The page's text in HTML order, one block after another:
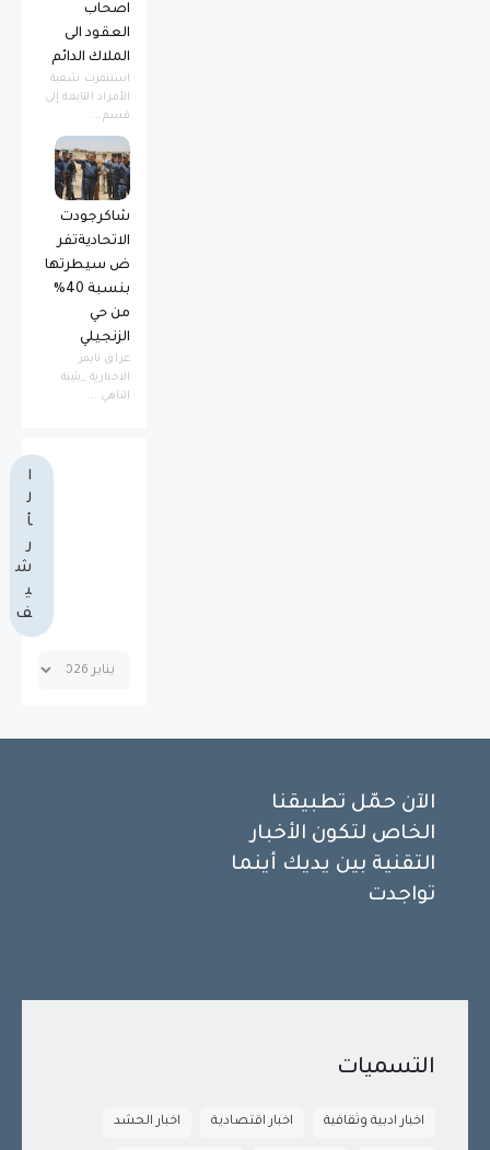
اصحاب
العقود الى
الملاك الدائم
استنفرت شعبة
الأفراد التابعة إلى
قسم...
شاكرجودت
الاتحاديةتفر
ض سيطرتها
بنسبة 40%
من حي
الزنجيلي
عراق تايمز
الاخبارية _بثينة
الناهي ...
ا
ل
أ
ر
ش
ي
ف
الآن حمّل تطبيقنا
الخاص لتكون الأخبار
التقنية بين يديك أينما
تواجدت
التسميات
اخبار ادبية وثقافية اخبار اقتصادية اخبار الحشد